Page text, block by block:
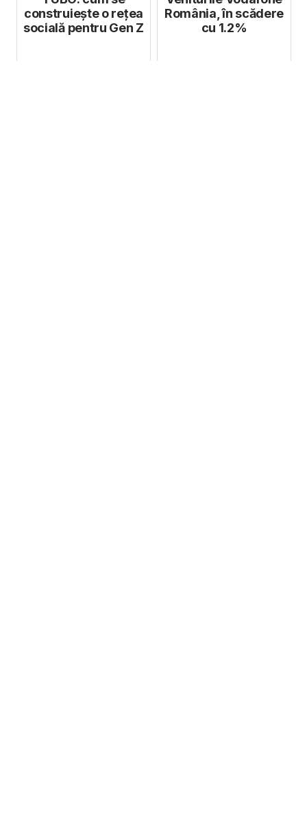
construiește o rețea
socială pentru Gen Z
România, în scădere
cu 1.2%